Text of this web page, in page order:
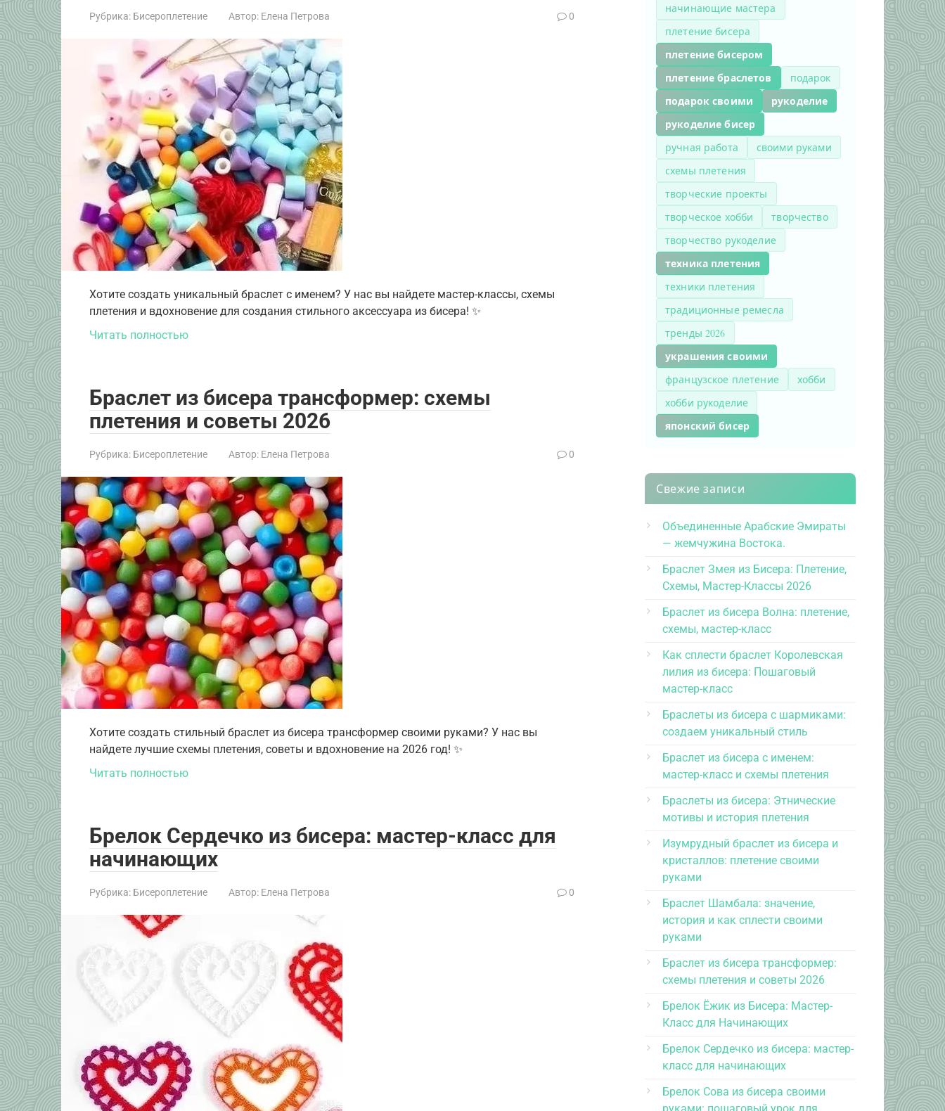
Рубрика: Бисероплетение Автор: Елена Петрова 0
Хотите создать уникальный браслет с именем? У нас вы найдете мастер-классы, схемы
плетения и вдохновение для создания стильного аксессуара из бисера! ✨
Читать полностью
Браслет из бисера трансформер: схемы
плетения и советы 2026
Рубрика: Бисероплетение Автор: Елена Петрова 0
Хотите создать стильный браслет из бисера трансформер своими руками? У нас вы
найдете лучшие схемы плетения, советы и вдохновение на 2026 год! ✨
Читать полностью
Брелок Сердечко из бисера: мастер-класс для
начинающих
Рубрика: Бисероплетение Автор: Елена Петрова 0
начинающие мастера
плетение бисера
плетение бисером
плетение браслетов
подарок
подарок своими
рукоделие
рукоделие бисер
ручная работа
своими руками
схемы плетения
творческие проекты
творческое хобби
творчество
творчество рукоделие
техника плетения
техники плетения
традиционные ремесла
тренды 2026
украшения своими
французское плетение
хобби
хобби рукоделие
японский бисер
Свежие записи
Объединенные Арабские Эмираты
— жемчужина Востока.
Браслет Змея из Бисера: Плетение,
Схемы, Мастер-Классы 2026
Браслет из бисера Волна: плетение,
схемы, мастер-класс
Как сплести браслет Королевская
лилия из бисера: Пошаговый
мастер-класс
Браслеты из бисера с шармиками:
создаем уникальный стиль
Браслет из бисера с именем:
мастер-класс и схемы плетения
Браслеты из бисера: Этнические
мотивы и история плетения
Изумрудный браслет из бисера и
кристаллов: плетение своими
руками
Браслет Шамбала: значение,
история и как сплести своими
руками
Браслет из бисера трансформер:
схемы плетения и советы 2026
Брелок Ёжик из Бисера: Мастер-
Класс для Начинающих
Брелок Сердечко из бисера: мастер-
класс для начинающих
Брелок Сова из бисера своими